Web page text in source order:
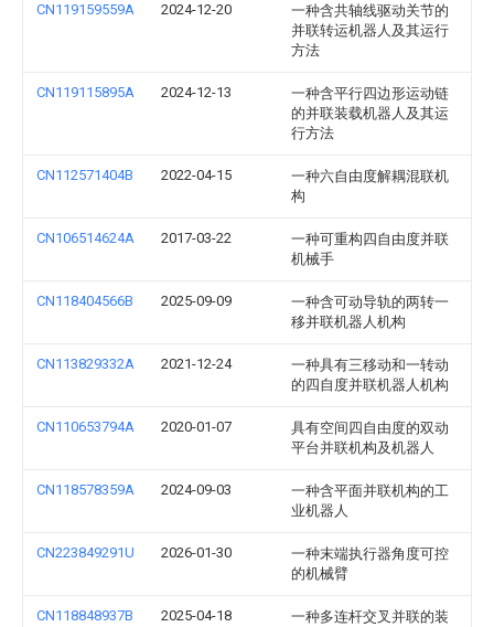
CN119159559A 2024-12-20
一种含共轴线驱动关节的
并联转运机器人及其运行
方法
CN119115895A 2024-12-13
一种含平行四边形运动链
的并联装载机器人及其运
行方法
CN112571404B 2022-04-15
一种六自由度解耦混联机
构
CN106514624A 2017-03-22
一种可重构四自由度并联
机械手
CN118404566B 2025-09-09
一种含可动导轨的两转一
移并联机器人机构
CN113829332A 2021-12-24
一种具有三移动和一转动
的四自度并联机器人机构
CN110653794A 2020-01-07
具有空间四自由度的双动
平台并联机构及机器人
CN118578359A 2024-09-03
一种含平面并联机构的工
业机器人
CN223849291U 2026-01-30
一种末端执行器角度可控
的机械臂
CN118848937B 2025-04-18
一种多连杆交叉并联的装